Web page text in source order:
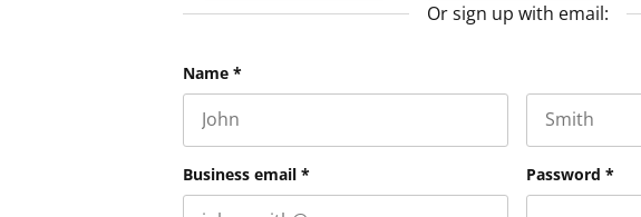
Or sign up with email:
URL
This field is for validation purposes and should be
Name *
Business email * Password *